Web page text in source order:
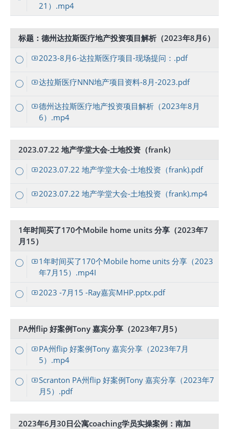
21）.mp4
标题：德州达拉斯医疗地产投资项目解析（2023年8月6）
2023-8月6-达拉斯医疗项目-现场提问：.pdf
达拉斯医疗NNN地产项目资料-8月-2023.pdf
德州达拉斯医疗地产投资项目解析（2023年8月
6）.mp4
2023.07.22 地产学堂大会-土地投资（frank)
2023.07.22 地产学堂大会-土地投资（frank).pdf
2023.07.22 地产学堂大会-土地投资（frank).mp4
1年时间买了170个Mobile home units 分享（2023年7
月15）
1年时间买了170个Mobile home units 分享（2023
年7月15）.mp4I
2023 -7月15 -Ray嘉宾MHP.pptx.pdf
PA州flip 好案例Tony 嘉宾分享（2023年7月5）
PA州flip 好案例Tony 嘉宾分享（2023年7月
5）.mp4
Scranton PA州flip 好案例Tony 嘉宾分享（2023年7
月5）.pdf
2023年6月30日公寓coaching学员实操案例：南加